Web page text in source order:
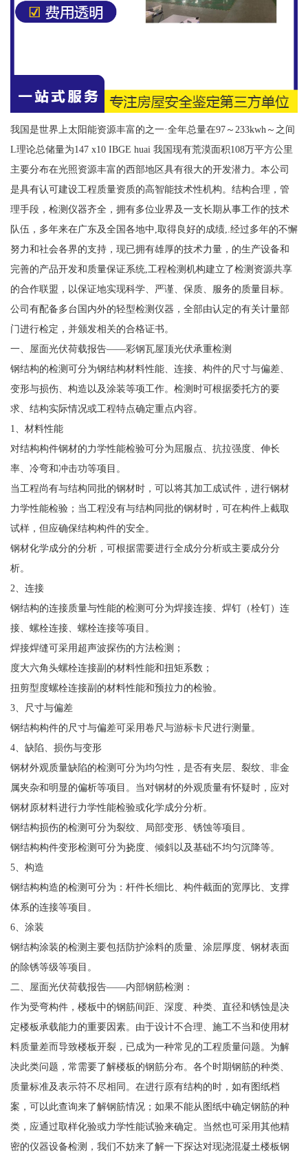
我国是世界上太阳能资源丰富的之一·全年总量在97～233kwh～之间
L理论总储量为147 x10 IBGE huai 我国现有荒漠面积108万平方公里
主要分布在光照资源丰富的西部地区具有很大的开发潜力。本公司
是具有认可建设工程质量资质的高智能技术性机构。结构合理，管
理手段，检测仪器齐全，拥有多位业界及一支长期从事工作的技术
队伍，多年来在广东及全国各地中,取得良好的成绩,.经过多年的不懈
努力和社会各界的支持，现已拥有雄厚的技术力量，的生产设备和
完善的产品开发和质量保证系统,工程检测机构建立了检测资源共享
的合作联盟，以保证地实现科学、严谨、保质、服务的质量目标。
公司有配备多台国内外的轻型检测仪器，全部由认定的有关计量部
门进行检定，并颁发相关的合格证书。
一、屋面光伏荷载报告——彩钢瓦屋顶光伏承重检测
钢结构的检测可分为钢结构材料性能、连接、构件的尺寸与偏差、
变形与损伤、构造以及涂装等项工作。检测时可根据委托方的要
求、结构实际情况或工程特点确定重点内容。
1、材料性能
对结构构件钢材的力学性能检验可分为屈服点、抗拉强度、伸长
率、冷弯和冲击功等项目。
当工程尚有与结构同批的钢材时，可以将其加工成试件，进行钢材
力学性能检验；当工程没有与结构同批的钢材时，可在构件上截取
试样，但应确保结构构件的安全。
钢材化学成分的分析，可根据需要进行全成分分析或主要成分分
析。
2、连接
钢结构的连接质量与性能的检测可分为焊接连接、焊钉（栓钉）连
接、螺栓连接、螺栓连接等项目。
焊接焊缝可采用超声波探伤的方法检测；
度大六角头螺栓连接副的材料性能和扭矩系数；
扭剪型度螺栓连接副的材料性能和预拉力的检验。
3、尺寸与偏差
钢结构构件的尺寸与偏差可采用卷尺与游标卡尺进行测量。
4、缺陷、损伤与变形
钢材外观质量缺陷的检测可分为均匀性，是否有夹层、裂纹、非金
属夹杂和明显的偏析等项目。当对钢材的外观质量有怀疑时，应对
钢材原材料进行力学性能检验或化学成分分析。
钢结构损伤的检测可分为裂纹、局部变形、锈蚀等项目。
钢结构构件变形检测可分为挠度、倾斜以及基础不均匀沉降等。
5、构造
钢结构构造的检测可分为：杆件长细比、构件截面的宽厚比、支撑
体系的连接等项目。
6、涂装
钢结构涂装的检测主要包括防护涂料的质量、涂层厚度、钢材表面
的除锈等级等项目。
二、屋面光伏荷载报告——内部钢筋检测：
作为受弯构件，楼板中的钢筋间距、深度、种类、直径和锈蚀是决
定楼板承载能力的重要因素。由于设计不合理、施工不当和使用材
料质量差而导致楼板开裂，已成为一种常见的工程质量问题。为解
决此类问题，常需要了解楼板的钢筋分布。各个时期钢筋的种类、
质量标准及表示符不尽相同。在进行原有结构的时，如有图纸档
案，可以此查询来了解钢筋情况；如果不能从图纸中确定钢筋的种
类，应通过取样化验或力学性能试验来确定。当然也可采用其他精
密的仪器设备检测，我们不妨来了解一下探达对现浇混凝土楼板钢